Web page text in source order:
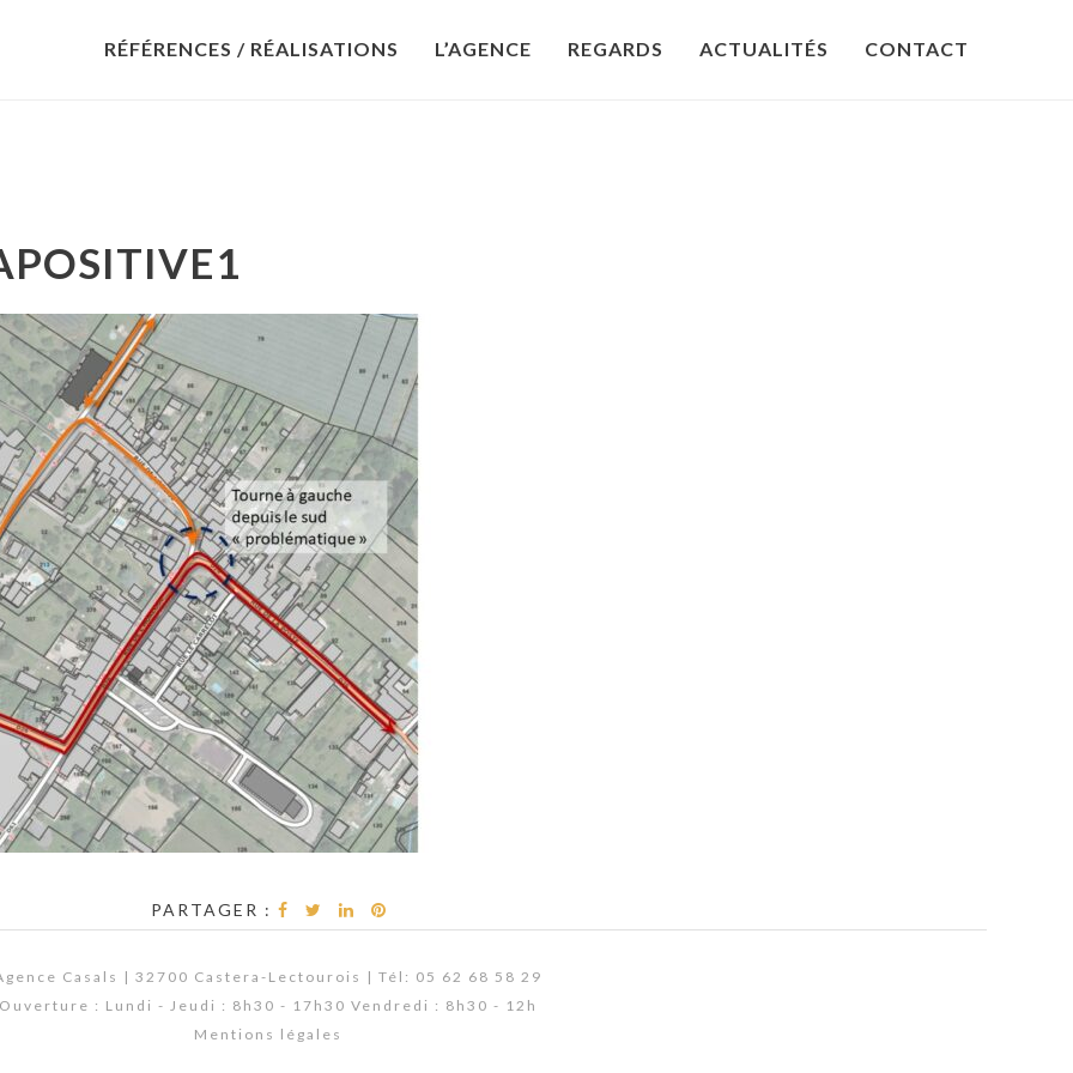
RÉFÉRENCES / RÉALISATIONS L’AGENCE REGARDS ACTUALITÉS CONTACT
PARTAGER :
Casals | 32700 Castera-Lectourois | Tél: 05 62 68 58 29
Ouverture : Lundi - Jeudi : 8h30 - 17h30 Vendredi : 8h30 - 12h
Mentions légales